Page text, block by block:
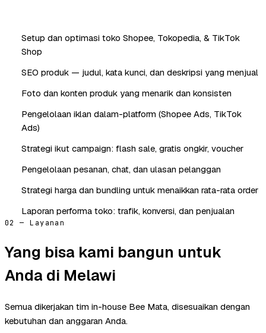
Setup dan optimasi toko Shopee, Tokopedia, & TikTok
Shop
SEO produk — judul, kata kunci, dan deskripsi yang menjual
Foto dan konten produk yang menarik dan konsisten
Pengelolaan iklan dalam-platform (Shopee Ads, TikTok
Ads)
Strategi ikut campaign: flash sale, gratis ongkir, voucher
Pengelolaan pesanan, chat, dan ulasan pelanggan
Strategi harga dan bundling untuk menaikkan rata-rata order
Laporan performa toko: trafik, konversi, dan penjualan
02 — Layanan
Yang bisa kami bangun untuk
Anda di Melawi
Semua dikerjakan tim in-house Bee Mata, disesuaikan dengan
kebutuhan dan anggaran Anda.